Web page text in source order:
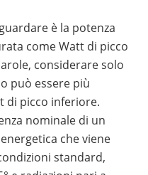
è la potenza
come Watt di picco
considerare solo
può essere più
di picco inferiore.
nominale di un
che viene
standard,